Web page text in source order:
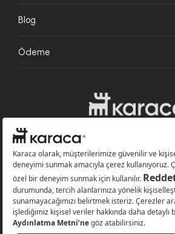
Blog
Ödeme
Websitesinde kullanılan bazı görseller yapay
Karaca.com © 2026 - Karaca Züccaciye A.Ş.